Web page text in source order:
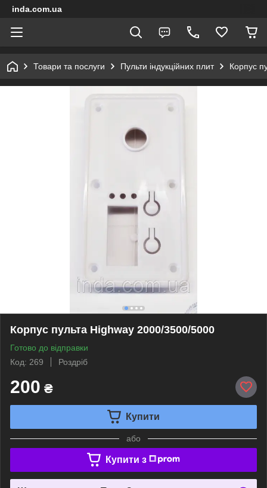
inda.com.ua
Товари та послуги Пульти індукційних плит Корпус
Корпус пульта Highway 2000/3500/5000
Готово до відправки
Код: 269
Роздріб
200 ₴
Купити
або
Купити з